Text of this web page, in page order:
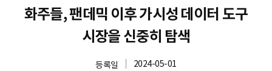
하
기
화주들, 팬데믹 이후 가시성 데이터 도구
시장을 신중히 탐색
등록일 2024-05-01